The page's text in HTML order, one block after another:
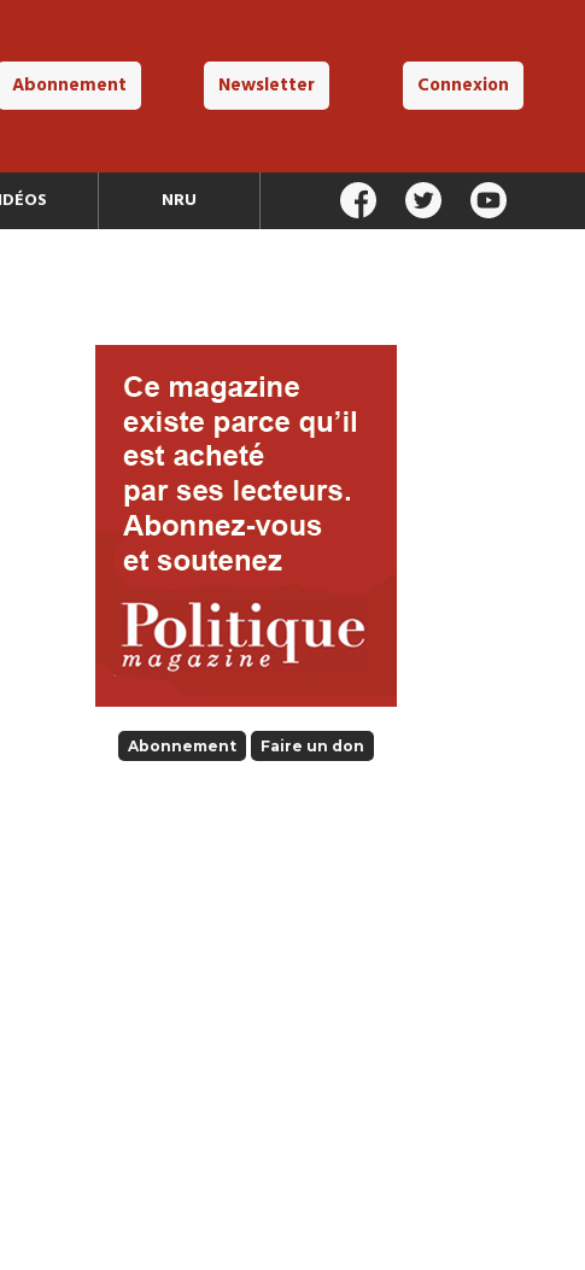
Abonnement Newsletter Connexion
NRU
Abonnement Faire un don